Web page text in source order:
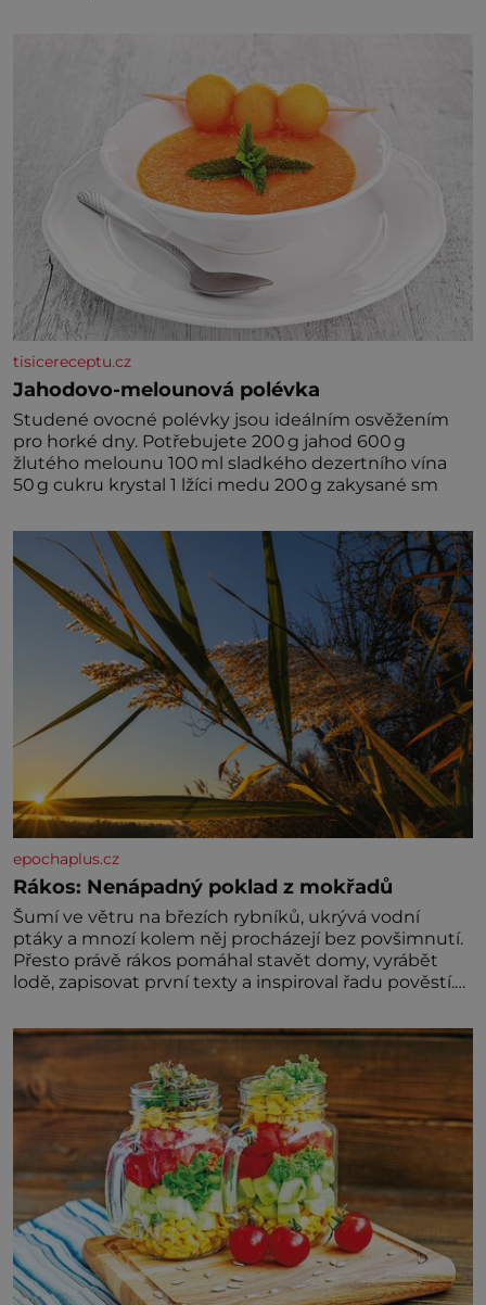
tisicereceptu.cz
Jahodovo-melounová polévka
Studené ovocné polévky jsou ideálním osvěžením
pro horké dny. Potřebujete 200 g jahod 600 g
žlutého melounu 100 ml sladkého dezertního vína
50 g cukru krystal 1 lžíci medu 200 g zakysané sm
epochaplus.cz
Rákos: Nenápadný poklad z mokřadů
Šumí ve větru na březích rybníků, ukrývá vodní
ptáky a mnozí kolem něj procházejí bez povšimnutí.
Přesto právě rákos pomáhal stavět domy, vyrábět
lodě, zapisovat první texty a inspiroval řadu pověstí.
už tisíce let. Většina lidí vnímá rákos jen jako
obyčejnou kulisu letního koupání. Stačí se však
podívat